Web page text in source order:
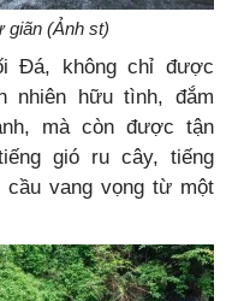
giãn (Ảnh st)
Đá, không chỉ được
nhiên hữu tình, đắm
mà còn được tận
gió ru cây, tiếng
vang vọng từ một